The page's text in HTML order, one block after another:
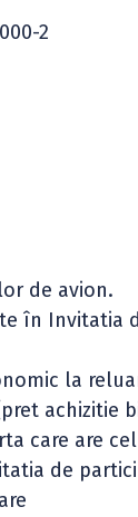
2
de avion.
în Invitatia
la
achizitie
care are
de